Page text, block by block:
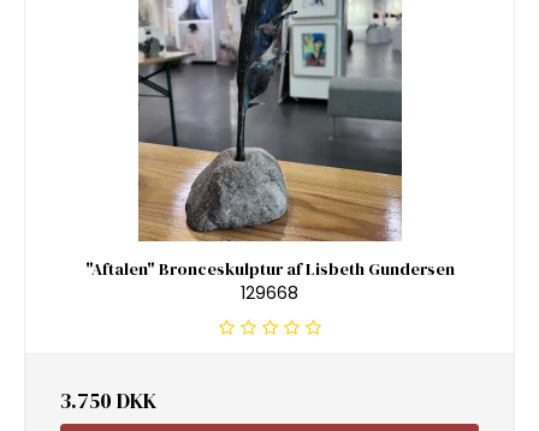
"Aftalen" Bronceskulptur af Lisbeth Gundersen
129668
3.750 DKK